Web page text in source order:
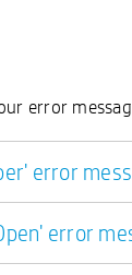
error
error
error